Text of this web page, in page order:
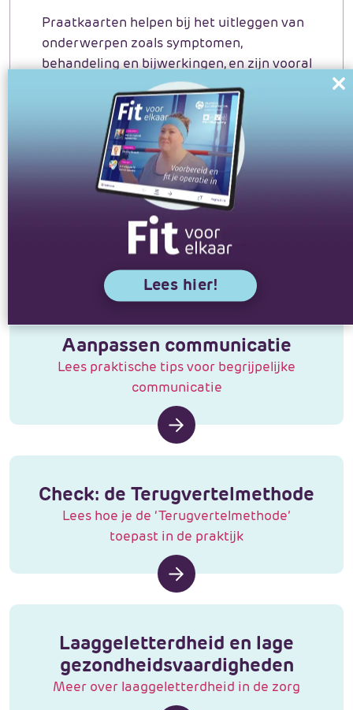
Praatkaarten helpen bij het uitleggen van
onderwerpen zoals symptomen,
behandeling en bijwerkingen, en zijn vooral
nuttig voor mensen met beperkte
gezondheidsvaardigheden.
Bekijk de praatkaarten en hoe
je ze kunt gebruiken in
gesprekken met patiënten.
Aanpassen communicatie
Lees praktische tips voor begrijpelijke
communicatie
Check: de Terugvertelmethode
Lees hoe je de ‘Terugvertelmethode’
toepast in de praktijk
Laaggeletterdheid en lage
gezondheidsvaardigheden
Meer over laaggeletterdheid in de zorg
Lees hier!